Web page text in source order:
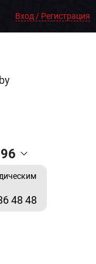
Вход / Регистрация
48 48